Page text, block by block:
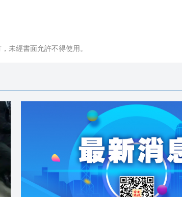
未經書面允許不得使用。